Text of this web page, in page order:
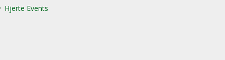
Hjerte Events